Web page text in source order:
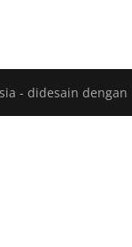
- didesain dengan